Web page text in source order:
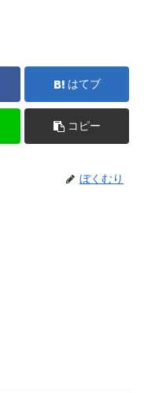
はてブ
コピー
ぼくむり